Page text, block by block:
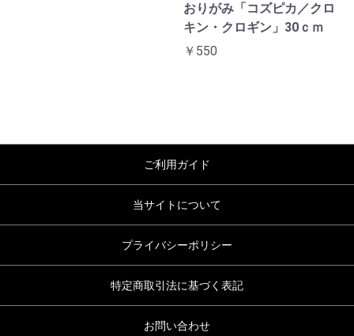
おりがみ「コズピカ／クロ
キン・クロギン」30ｃｍ
￥550
ご利用ガイド
当サイトについて
プライバシーポリシー
特定商取引法に基づく表記
お問い合わせ